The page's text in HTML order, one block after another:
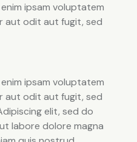
ipsam voluptatem
aut odit aut fugit, sed
ipsam voluptatem
aut odit aut fugit, sed
elit, sed do
labore dolore magna